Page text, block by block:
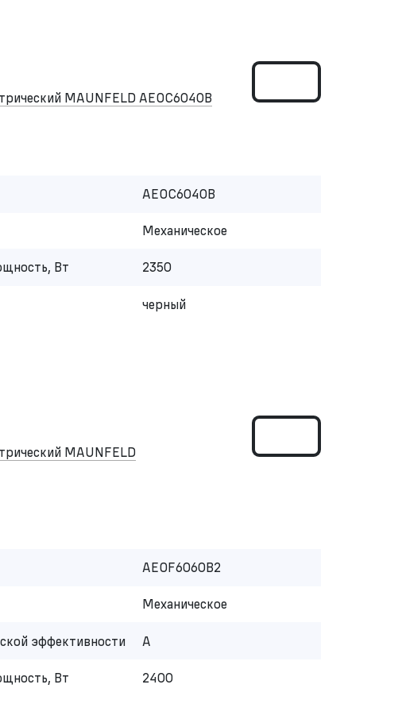
MAUNFELD AEOC6040B
AEOC6040B
Механическое
Вт 2350
черный
MAUNFELD
AEOF6060B2
Механическое
эффективности A
Вт 2400